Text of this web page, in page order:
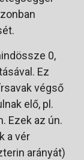
0,
Ez
végső
elő, pl.
Ezek az ún.
a vér
arányát)